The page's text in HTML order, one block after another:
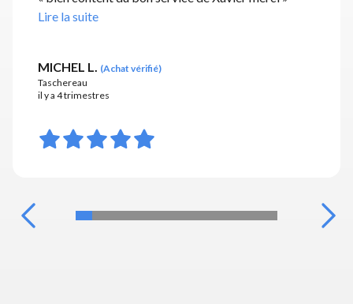
Lire la suite
MICHEL L. (Achat vérifié)
Taschereau
il y a 4 trimestres